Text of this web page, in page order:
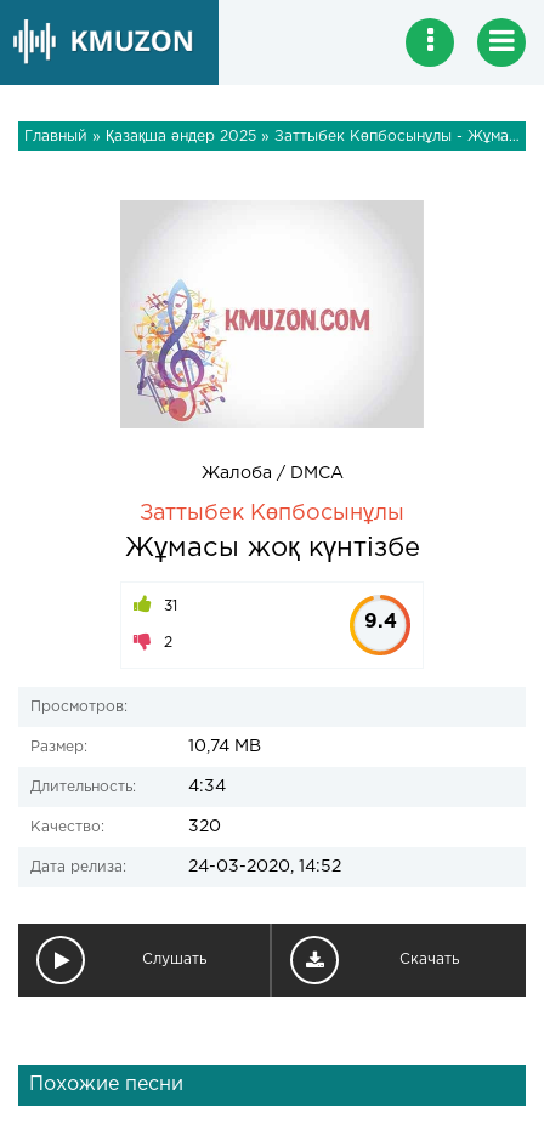
Главный » Қазақша әндер 2025 » Заттыбек Көпбосынұлы - Жұмасы жоқ күнтізбе
Жалоба / DMCA
Заттыбек Көпбосынұлы
Жұмасы жоқ күнтізбе
31
2
9.4
Просмотров:
Размер: 10,74 MB
Длительность: 4:34
Качество: 320
Дата релиза: 24-03-2020, 14:52
Слушать Скачать
Похожие песни